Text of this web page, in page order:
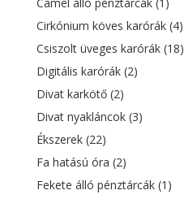
Camel álló pénztárcák (1)
Cirkónium köves karórák (4)
Csiszolt üveges karórák (18)
Digitális karórák (2)
Divat karkötő (2)
Divat nyakláncok (3)
Ékszerek (22)
Fa hatású óra (2)
Fekete álló pénztárcák (1)